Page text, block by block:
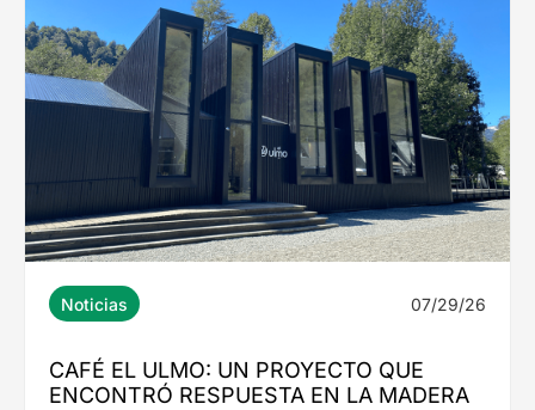
Noticias 07/29/26
CAFÉ EL ULMO: UN PROYECTO QUE
ENCONTRÓ RESPUESTA EN LA MADERA